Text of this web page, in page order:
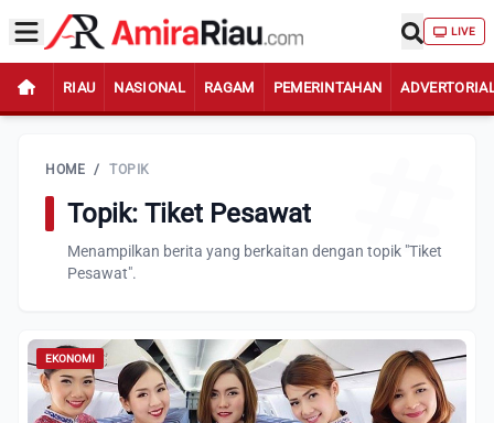
LIVE
RIAU NASIONAL RAGAM PEMERINTAHAN
HOME / TOPIK
Topik: Tiket Pesawat
Menampilkan berita yang berkaitan dengan topik "Tiket
Pesawat".
EKONOMI